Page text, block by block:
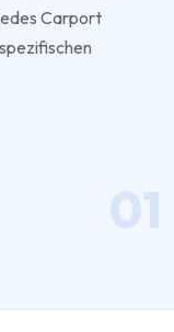
Carport
01